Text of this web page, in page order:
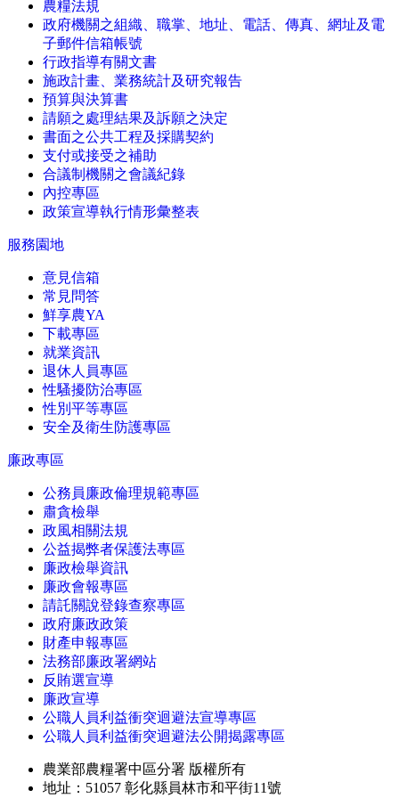
農糧法規
政府機關之組織、職掌、地址、電話、傳真、網址及電
子郵件信箱帳號
行政指導有關文書
施政計畫、業務統計及研究報告
預算與決算書
請願之處理結果及訴願之決定
書面之公共工程及採購契約
支付或接受之補助
合議制機關之會議紀錄
內控專區
政策宣導執行情形彙整表
服務園地
意見信箱
常見問答
鮮享農YA
下載專區
就業資訊
退休人員專區
性騷擾防治專區
性別平等專區
安全及衛生防護專區
廉政專區
公務員廉政倫理規範專區
肅貪檢舉
政風相關法規
公益揭弊者保護法專區
廉政檢舉資訊
廉政會報專區
請託關說登錄查察專區
政府廉政政策
財產申報專區
法務部廉政署網站
反賄選宣導
廉政宣導
公職人員利益衝突迴避法宣導專區
公職人員利益衝突迴避法公開揭露專區
農業部農糧署中區分署 版權所有
地址：51057 彰化縣員林市和平街11號